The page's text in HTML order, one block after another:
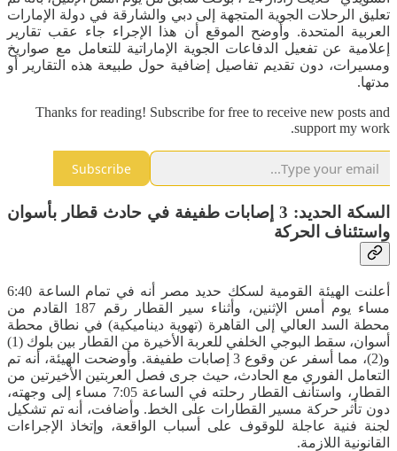
تعليق الرحلات الجوية المتجهة إلى دبي والشارقة في دولة الإمارات
العربية المتحدة. وأوضح الموقع أن هذا الإجراء جاء عقب تقارير
إعلامية عن تفعيل الدفاعات الجوية الإماراتية للتعامل مع صواريخ
ومسيرات، دون تقديم تفاصيل إضافية حول طبيعة هذه التقارير أو
مدتها.
Thanks for reading! Subscribe for free to receive new posts and
support my work.
Subscribe
السكة الحديد: 3 إصابات طفيفة في حادث قطار بأسوان
واستئناف الحركة
أعلنت الهيئة القومية لسكك حديد مصر أنه في تمام الساعة 6:40
مساء يوم أمس الإثنين، وأثناء سير القطار رقم 187 القادم من
محطة السد العالي إلى القاهرة (تهوية ديناميكية) في نطاق محطة
أسوان، سقط البوجي الخلفي للعربة الأخيرة من القطار بين بلوك (1)
و(2)، مما أسفر عن وقوع 3 إصابات طفيفة. وأوضحت الهيئة، أنه تم
التعامل الفوري مع الحادث، حيث جرى فصل العربتين الأخيرتين من
القطار، واستأنف القطار رحلته في الساعة 7:05 مساء إلى وجهته،
دون تأثر حركة مسير القطارات على الخط. وأضافت، أنه تم تشكيل
لجنة فنية عاجلة للوقوف على أسباب الواقعة، وإتخاذ الإجراءات
القانونية اللازمة.